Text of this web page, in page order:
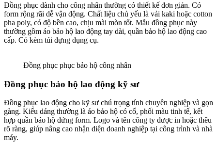
Đồng phục dành cho công nhân thường có thiết kế đơn giản. Có
form rộng rãi dễ vận động. Chất liệu chủ yếu là vải kaki hoặc cotton
pha poly, có độ bền cao, chịu mài mòn tốt. Mẫu đồng phục này
thường gồm áo bảo hộ lao động tay dài, quần bảo hộ lao động cao
cấp. Có kèm túi đựng dụng cụ.
Đồng phục phục bảo hộ công nhân
Đồng phục bảo hộ lao động kỹ sư
Đồng phục lao động cho kỹ sư chú trọng tính chuyên nghiệp và gọn
gàng. Kiểu dáng thường là áo bảo hộ có cổ, phối màu tinh tế, kết
hợp quần bảo hộ đứng form. Logo và tên công ty được in hoặc thêu
rõ ràng, giúp nâng cao nhận diện doanh nghiệp tại công trình và nhà
máy.